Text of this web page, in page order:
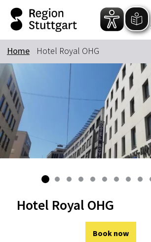
Zum
Zur
Zur
Zum
Keyword
Home Hotel Royal OHG
Hotel Royal OHG
Book now